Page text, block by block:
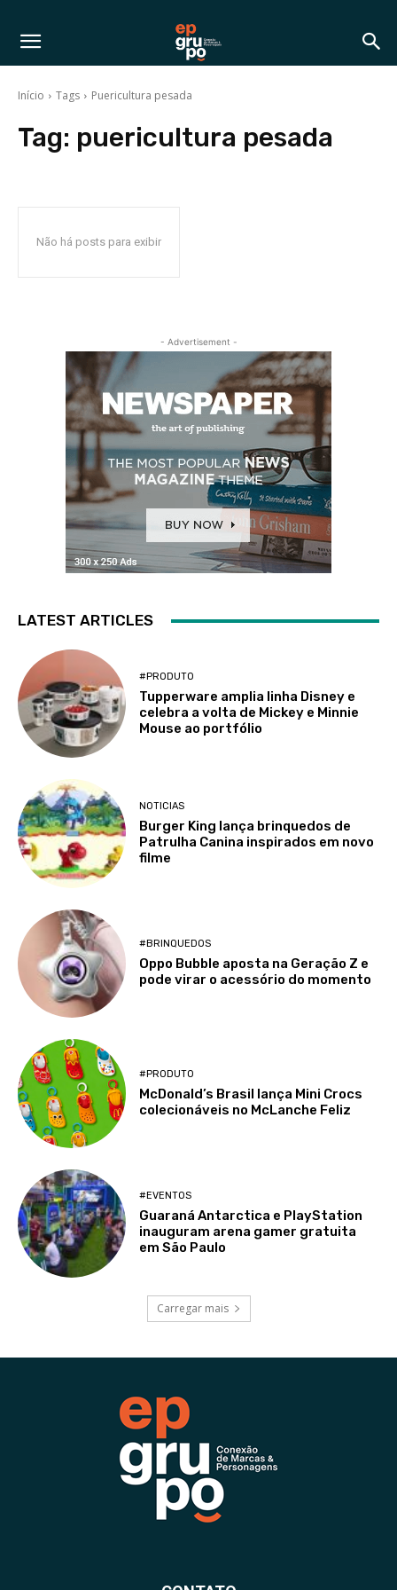
Início Tags Puericultura pesada
Tag: puericultura pesada
Não há posts para exibir
- Advertisement -
LATEST ARTICLES
#PRODUTO
Tupperware amplia linha Disney e
celebra a volta de Mickey e Minnie
Mouse ao portfólio
NOTICIAS
Burger King lança brinquedos de
Patrulha Canina inspirados em novo
filme
#BRINQUEDOS
Oppo Bubble aposta na Geração Z e
pode virar o acessório do momento
#PRODUTO
McDonald’s Brasil lança Mini Crocs
colecionáveis no McLanche Feliz
#EVENTOS
Guaraná Antarctica e PlayStation
inauguram arena gamer gratuita
em São Paulo
Carregar mais